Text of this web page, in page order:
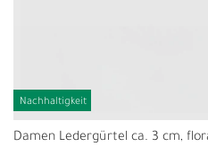
Nachhaltigkeit
Damen Ledergürtel ca. 3 cm,